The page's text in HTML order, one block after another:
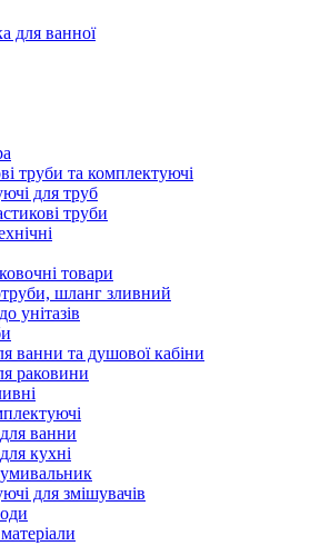
для ванної
труби та комплектуючі
для труб
труби
товари
шланг зливний
унітазів
ванни та душової кабіни
раковини
ванни
кухні
для змішувачів